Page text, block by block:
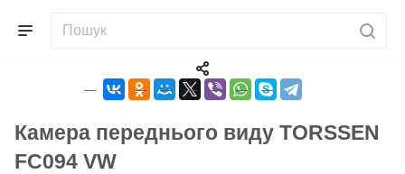
Камера переднього виду TORSSEN
FC094 VW